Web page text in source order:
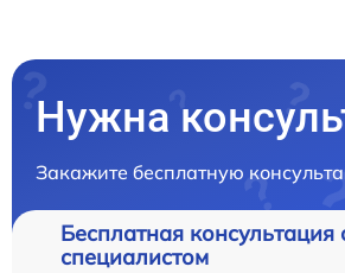
Нужна
Закажите бесплатную
Бесплатная консультация
специалистом